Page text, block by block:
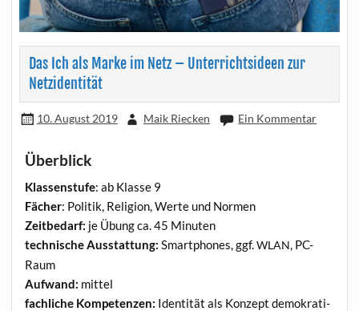
Das Ich als Marke im Netz – Unterrichtsideen zur
Netzidentität
10. August 2019 Maik Riecken Ein Kommentar
Überblick
Klas­sen­stu­fe: ab Klas­se 9
Fächer: Poli­tik, Reli­gi­on, Wer­te und Normen
Zeit­be­darf: je Übung ca. 45 Minuten
tech­ni­sche Aus­stat­tung: Smart­phones, ggf.WLAN, PC-
Raum
Auf­wand: mittel
fach­li­che Kom­pe­ten­zen: Iden­ti­tät als Kon­zept demo­kra­ti­